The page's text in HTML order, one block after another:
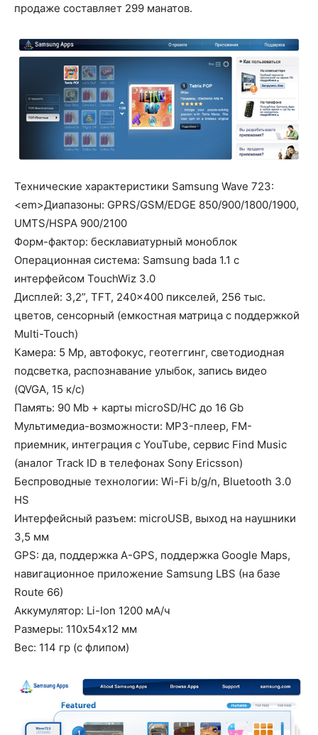
продаже составляет 299 манатов.
Технические характеристики Samsung Wave 723:
<em>Диапазоны: GPRS/GSM/EDGE 850/900/1800/1900,
UMTS/HSPA 900/2100
Форм-фактор: бесклавиатурный моноблок
Операционная система: Samsung bada 1.1 с
интерфейсом TouchWiz 3.0
Дисплей: 3,2”, TFT, 240×400 пикселей, 256 тыс.
цветов, сенсорный (емкостная матрица с поддержкой
Multi-Touch)
Камера: 5 Mp, автофокус, геотеггинг, светодиодная
подсветка, распознавание улыбок, запись видео
(QVGA, 15 к/с)
Память: 90 Mb + карты microSD/HC до 16 Gb
Мультимедиа-возможности: MP3-плеер, FM-
приемник, интеграция с YouTube, сервис Find Music
(аналог Track ID в телефонах Sony Ericsson)
Беспроводные технологии: Wi-Fi b/g/n, Bluetooth 3.0
HS
Интерфейсный разъем: microUSB, выход на наушники
3,5 мм
GPS: да, поддержка A-GPS, поддержка Google Maps,
навигационное приложение Samsung LBS (на базе
Route 66)
Аккумулятор: Li-Ion 1200 мА/ч
Размеры: 110х54х12 мм
Вес: 114 гр (с флипом)